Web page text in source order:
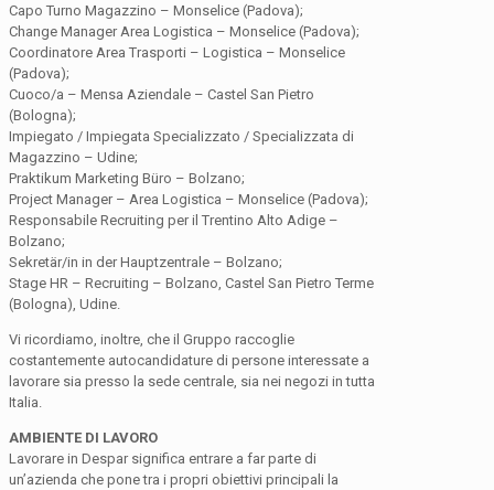
Capo Turno Magazzino – Monselice (Padova);
Change Manager Area Logistica – Monselice (Padova);
Coordinatore Area Trasporti – Logistica – Monselice
(Padova);
Cuoco/a – Mensa Aziendale – Castel San Pietro
(Bologna);
Impiegato / Impiegata Specializzato / Specializzata di
Magazzino – Udine;
Praktikum Marketing Büro – Bolzano;
Project Manager – Area Logistica – Monselice (Padova);
Responsabile Recruiting per il Trentino Alto Adige –
Bolzano;
Sekretär/in in der Hauptzentrale – Bolzano;
Stage HR – Recruiting – Bolzano, Castel San Pietro Terme
(Bologna), Udine.
Vi ricordiamo, inoltre, che il Gruppo raccoglie
costantemente autocandidature di persone interessate a
lavorare sia presso la sede centrale, sia nei negozi in tutta
Italia.
AMBIENTE DI LAVORO
Lavorare in Despar significa entrare a far parte di
un’azienda che pone tra i propri obiettivi principali la